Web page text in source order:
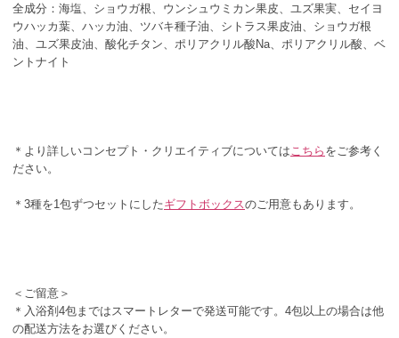
全成分：海塩、ショウガ根、ウンシュウミカン果皮、ユズ果実、セイヨ
ウハッカ葉、ハッカ油、ツバキ種子油、シトラス果皮油、ショウガ根
油、ユズ果皮油、酸化チタン、ポリアクリル酸Na、ポリアクリル酸、ベ
ントナイト
＊より詳しいコンセプト・クリエイティブについては こちら をご参考く
ださい。
＊3種を1包ずつセットにしたギフトボックスのご用意もあります。
＜ご留意＞
＊入浴剤4包まではスマートレターで発送可能です。4包以上の場合は他
の配送方法をお選びください。